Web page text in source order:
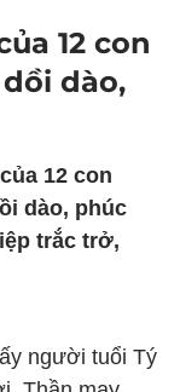
12 con
dào,
12 con
dào, phúc
trắc trở,
người tuổi Tý